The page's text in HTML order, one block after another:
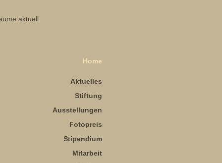
Home
Aktuelles
Stiftung
Ausstellungen
Fotopreis
Stipendium
Mitarbeit